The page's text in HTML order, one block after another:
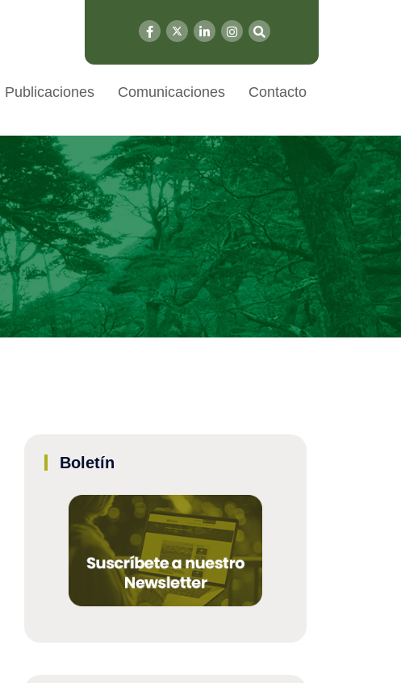
Publicaciones Comunicaciones Contacto
Boletín